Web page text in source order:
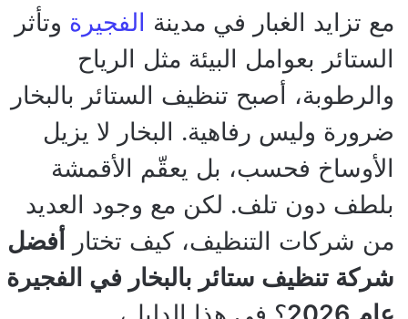
مع تزايد الغبار في مدينة الفجيرة وتأثر
الستائر بعوامل البيئة مثل الرياح
والرطوبة، أصبح تنظيف الستائر بالبخار
ضرورة وليس رفاهية. البخار لا يزيل
الأوساخ فحسب، بل يعقّم الأقمشة
بلطف دون تلف. لكن مع وجود العديد
من شركات التنظيف، كيف تختار أفضل
شركة تنظيف ستائر بالبخار في الفجيرة